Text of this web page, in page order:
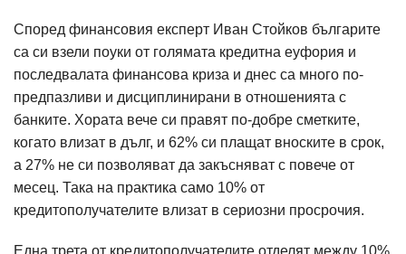
Според финансовия експерт Иван Стойков българите
са си взели поуки от голямата кредитна еуфория и
последвалата финансова криза и днес са много по-
предпазливи и дисциплинирани в отношенията с
банките. Хората вече си правят по-добре сметките,
когато влизат в дълг, и 62% си плащат вноските в срок,
а 27% не си позволяват да закъсняват с повече от
месец. Така на практика само 10% от
кредитополучателите влизат в сериозни просрочия.
Една трета от кредитополучателите отделят между 10%